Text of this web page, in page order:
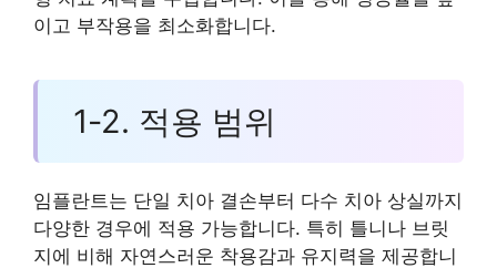
이고 부작용을 최소화합니다.
1-2. 적용 범위
임플란트는 단일 치아 결손부터 다수 치아 상실까지
다양한 경우에 적용 가능합니다. 특히 틀니나 브릿
지에 비해 자연스러운 착용감과 유지력을 제공합니